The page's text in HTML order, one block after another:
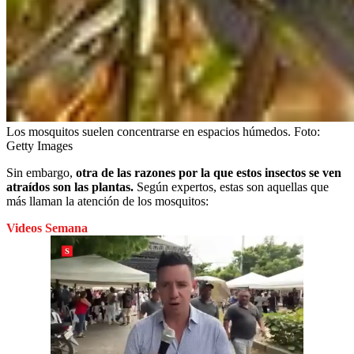
Los mosquitos suelen concentrarse en espacios húmedos. Foto:
Getty Images
Sin embargo, otra de las razones por la que estos insectos se ven
atraídos son las plantas. Según expertos, estas son aquellas que
más llaman la atención de los mosquitos:
Videos Semana